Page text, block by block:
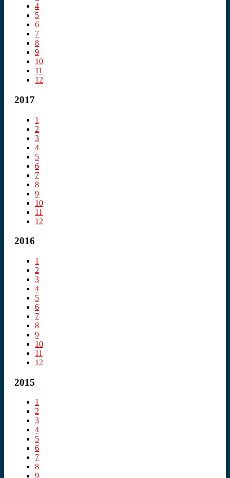
4
5
6
7
8
9
10
11
12
2017
1
2
3
4
5
6
7
8
9
10
11
12
2016
1
2
3
4
5
6
7
8
9
10
11
12
2015
1
2
3
4
5
6
7
8
9